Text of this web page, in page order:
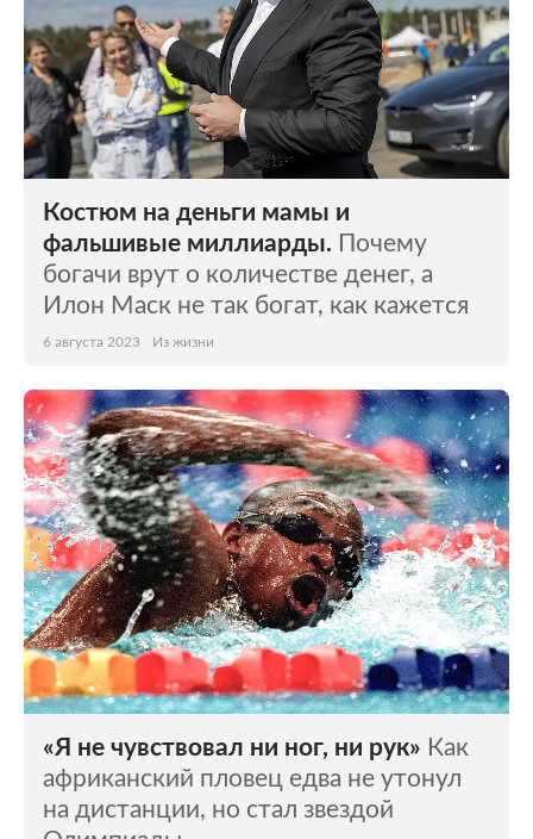
Костюм на деньги мамы и
фальшивые миллиарды. Почему
богачи врут о количестве денег, а
Илон Маск не так богат, как кажется
6 августа 2023 Из жизни
«Я не чувствовал ни ног, ни рук» Как
африканский пловец едва не утонул
на дистанции, но стал звездой